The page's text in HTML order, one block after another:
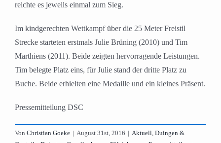
reichte es jeweils einmal zum Sieg.
Im kindgerechten Wettkampf über die 25 Meter Freistil
Strecke starteten erstmals Julie Brüning (2010) und Tim
Marthiens (2011). Beide zeigten hervorragende Leistungen.
Tim belegte Platz eins, für Julie stand der dritte Platz zu
Buche. Beide erhielten eine Medaille und ein kleines Präsent.
Pressemitteilung DSC
Von Christian Goeke | August 31st, 2016 | Aktuell, Duingen &